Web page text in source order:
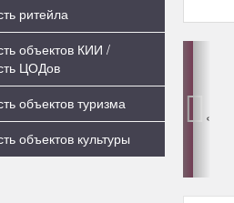
ритейла
объектов КИИ /
ЦОДов
объектов туризма
объектов культуры
‹